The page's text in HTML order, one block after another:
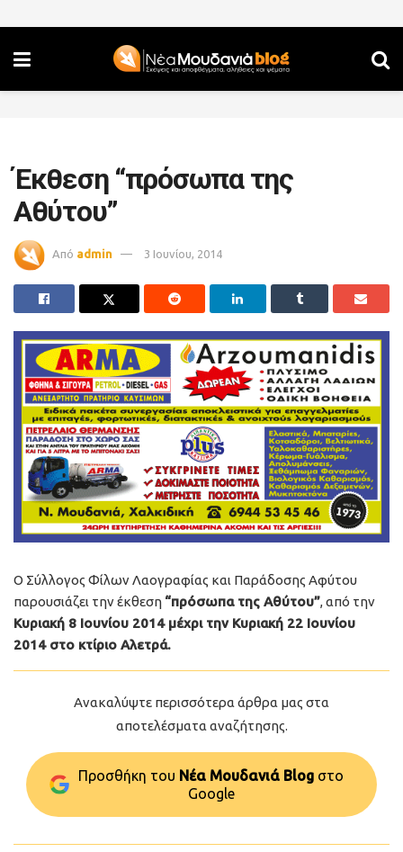
Έκθεση “πρόσωπα της
Αθύτου”
Από admin 3 Ιουνίου, 2014
Ο Σύλλογος Φίλων Λαογραφίας και Παράδοσης Αφύτου
παρουσιάζει την έκθεση “πρόσωπα της Αθύτου”, από την
Κυριακή 8 Ιουνίου 2014 μέχρι την Κυριακή 22 Ιουνίου
2014 στο κτίριο Αλετρά.
Ανακαλύψτε περισσότερα άρθρα μας στα
αποτελέσματα αναζήτησης.
Προσθήκη του Νέα Μουδανιά Blog στo
Google